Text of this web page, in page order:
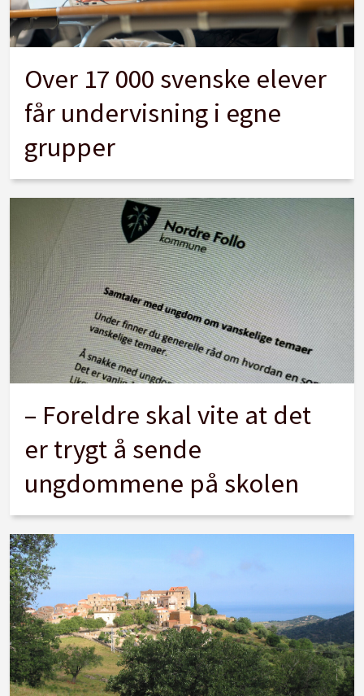
Over 17 000 svenske elever
får undervisning i egne
grupper
– Foreldre skal vite at det
er trygt å sende
ungdommene på skolen